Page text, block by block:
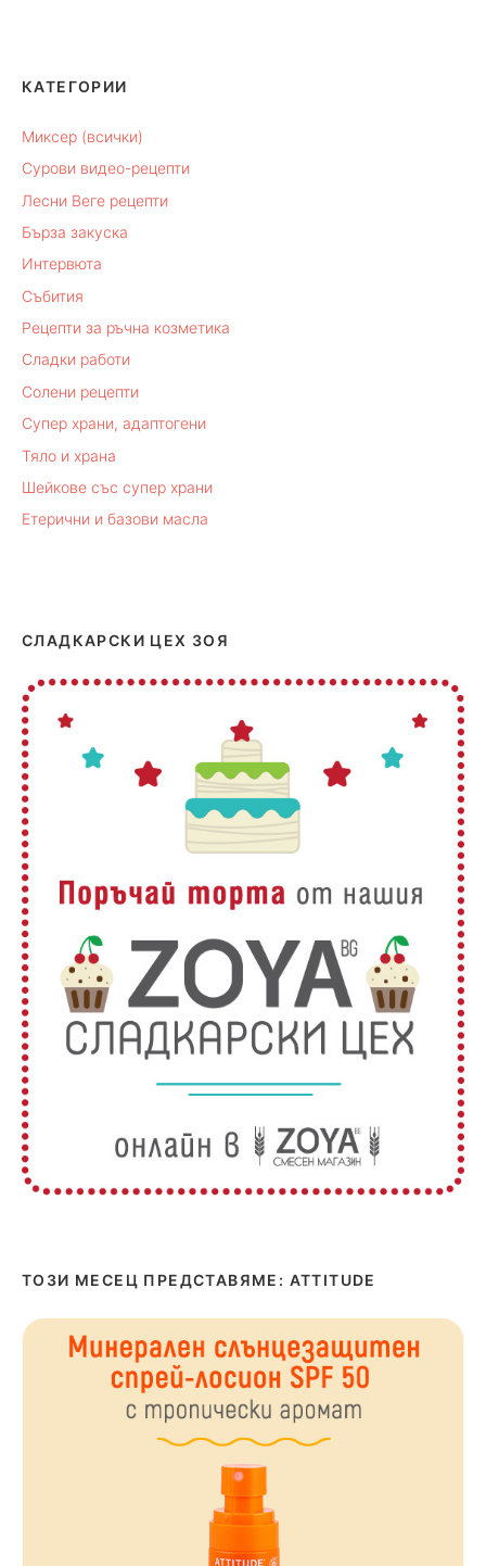
КАТЕГОРИИ
Миксер (всички)
Сурови видео-рецепти
Лесни Веге рецепти
Бърза закуска
Интервюта
Събития
Рецепти за ръчна козметика
Сладки работи
Солени рецепти
Супер храни, адаптогени
Тяло и храна
Шейкове със супер храни
Етерични и базови масла
СЛАДКАРСКИ ЦЕХ ЗОЯ
ТОЗИ МЕСЕЦ ПРЕДСТАВЯМЕ: ATTITUDE